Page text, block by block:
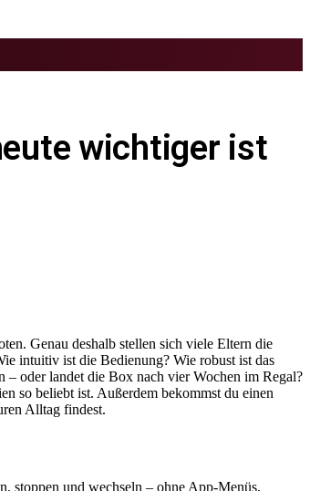
wichtiger ist
Genau deshalb stellen sich viele Eltern die
intuitiv ist die Bedienung? Wie robust ist das
– oder landet die Box nach vier Wochen im Regal?
so beliebt ist. Außerdem bekommst du einen
Alltag findest.
stoppen und wechseln – ohne App-Menüs,